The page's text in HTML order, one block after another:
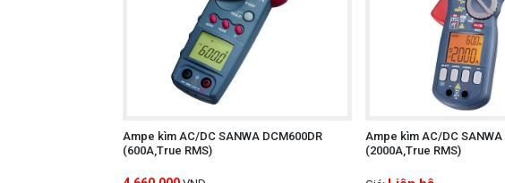
Văn phòng giao dịch:
Số nhà 20D, ngõ 16/28 Đỗ
Điện thoại:0393.968.345 / 0976.082.395
Email:vantien2307@gmail.com
HÙNG NGUYÊN TECH - TP HỒ CHÍ MINH
Địa chỉ:
D7/6B Đường Dương Đình Cúc, Xã Tân
Ampe kìm AC/DC SANWA DCM600DR
(600A,True RMS)
Ampe kìm AC/DC SANWA
(2000A,True RMS)